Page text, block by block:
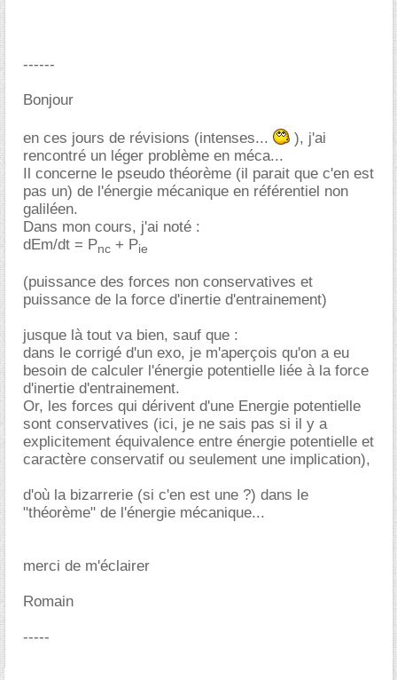
------
Bonjour
en ces jours de révisions (intenses...
), j'ai
rencontré un léger problème en méca...
Il concerne le pseudo théorème (il parait que c'en est
pas un) de l'énergie mécanique en référentiel non
galiléen.
Dans mon cours, j'ai noté :
dEm/dt = Pnc + Pie
(puissance des forces non conservatives et
puissance de la force d'inertie d'entrainement)
jusque là tout va bien, sauf que :
dans le corrigé d'un exo, je m'aperçois qu'on a eu
besoin de calculer l'énergie potentielle liée à la force
d'inertie d'entrainement.
Or, les forces qui dérivent d'une Energie potentielle
sont conservatives (ici, je ne sais pas si il y a
explicitement équivalence entre énergie potentielle et
caractère conservatif ou seulement une implication),
d'où la bizarrerie (si c'en est une ?) dans le
"théorème" de l'énergie mécanique...
merci de m'éclairer
Romain
-----